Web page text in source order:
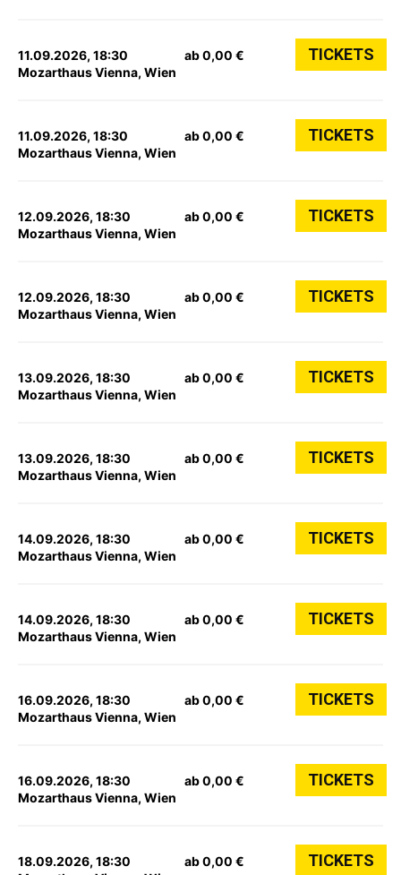
11.09.2026, 18:30
Mozarthaus Vienna, Wien
ab 0,00 € TICKETS
11.09.2026, 18:30
Mozarthaus Vienna, Wien
ab 0,00 € TICKETS
12.09.2026, 18:30
Mozarthaus Vienna, Wien
ab 0,00 € TICKETS
12.09.2026, 18:30
Mozarthaus Vienna, Wien
ab 0,00 € TICKETS
13.09.2026, 18:30
Mozarthaus Vienna, Wien
ab 0,00 € TICKETS
13.09.2026, 18:30
Mozarthaus Vienna, Wien
ab 0,00 € TICKETS
14.09.2026, 18:30
Mozarthaus Vienna, Wien
ab 0,00 € TICKETS
14.09.2026, 18:30
Mozarthaus Vienna, Wien
ab 0,00 € TICKETS
16.09.2026, 18:30
Mozarthaus Vienna, Wien
ab 0,00 € TICKETS
16.09.2026, 18:30
Mozarthaus Vienna, Wien
ab 0,00 € TICKETS
18.09.2026, 18:30
ab 0,00 € TICKETS